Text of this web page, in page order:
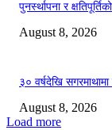
पुनर्स्थापना र
August 8, 2026
३० वर्षदेखि
August 8, 2026
Load more